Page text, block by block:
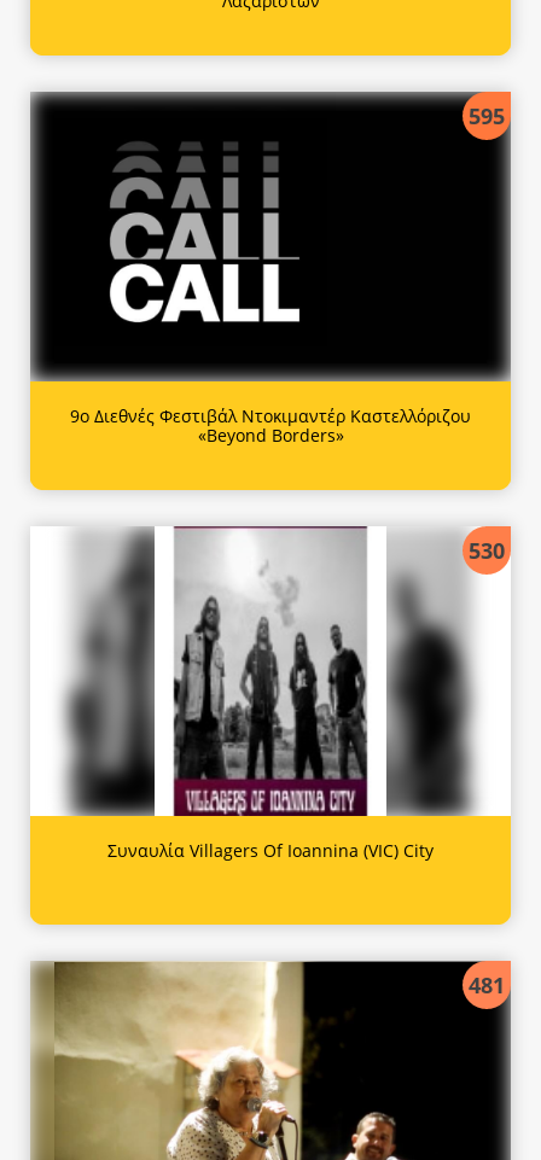
595
9ο Διεθνές Φεστιβάλ Ντοκιμαντέρ Καστελλόριζου
«Beyond Borders»
530
Συναυλία Villagers Of Ioannina (VIC) City
481